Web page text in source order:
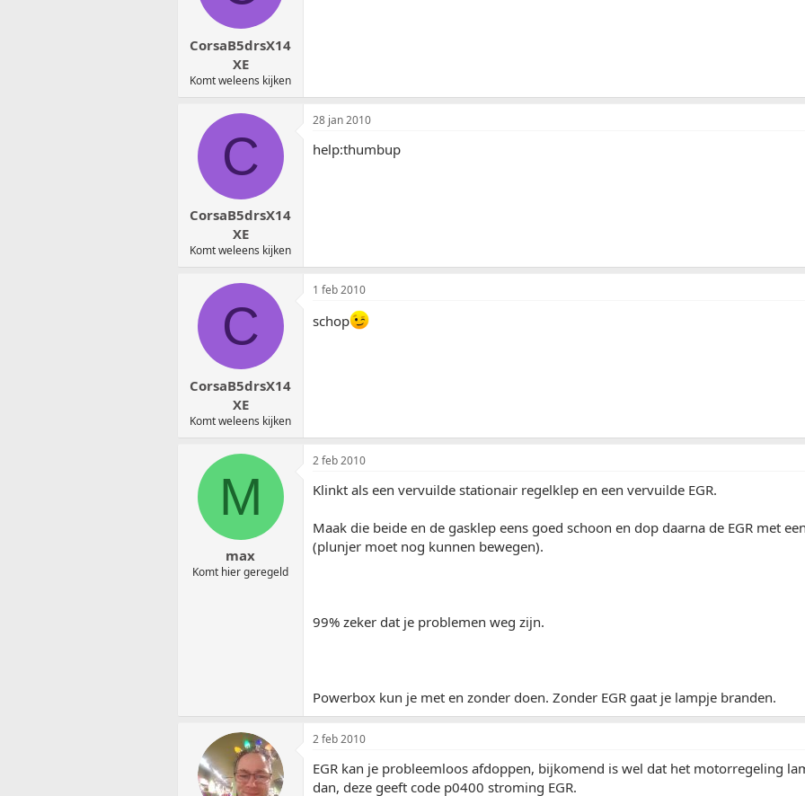
CorsaB5drsX14
XE
Komt weleens kijken
C
CorsaB5drsX14
XE
Komt weleens kijken
28 jan 2010
help:thumbup
C
CorsaB5drsX14
XE
Komt weleens kijken
1 feb 2010
schop
M
max
Komt hier geregeld
2 feb 2010
Klinkt als een vervuilde stationair regelklep en een vervuilde EGR.
Maak die beide en de gasklep eens goed schoon en dop daarna de EGR met
(plunjer moet nog kunnen bewegen).
99% zeker dat je problemen weg zijn.
Powerbox kun je met en zonder doen. Zonder EGR gaat je lampje branden.
2 feb 2010
EGR kan je probleemloos afdoppen, bijkomend is wel dat het motorregeling
dan, deze geeft code p0400 stroming EGR.